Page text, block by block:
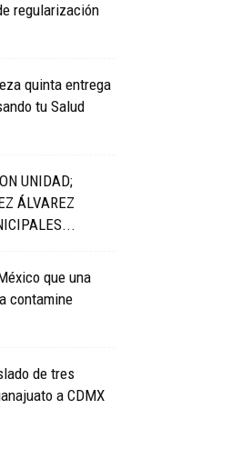
regularización
quinta entrega
tu Salud
UNIDAD;
ÁLVAREZ
que una
contamine
de tres
a CDMX